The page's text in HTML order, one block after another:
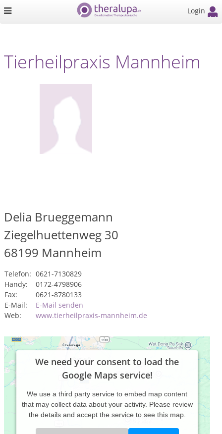
Login
Tierheilpraxis Mannheim
Delia Brueggemann
Ziegelhuettenweg 30
68199 Mannheim
Telefon: 0621-7130829
Handy:
0172-4798906
Fax:
0621-8780133
E-Mail:
E-Mail senden
Web:
www.tierheilpraxis-mannheim.de
We need your consent to load the
Google Maps service!
We use a third party service to embed map content
that may collect data about your activity. Please review
the details and accept the service to see this map.